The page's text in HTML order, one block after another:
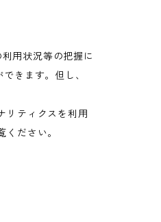
用状況等の把握に
きます。但し、
リティクスを利用
ださい。